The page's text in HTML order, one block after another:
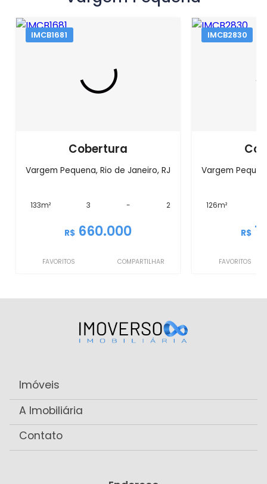
IMCB1681
Cobertura
Vargem Pequena, Rio de Janeiro, RJ
133m² 3 - 2
R$ 660.000
FAVORITOS COMPARTILHAR
IMCB2830
Vargem
126m²
R$
FAVORITOS
Imóveis
A Imobiliária
Contato